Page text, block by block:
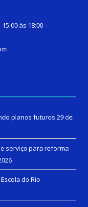
às 18:00 –
planos futuros 29 de
serviço para reforma
Escola do Rio